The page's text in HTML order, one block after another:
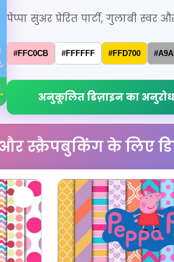
पेप्पा सुअर प्रेरित पार्टी, गुलाबी
#FFC0CB #FFFFFF #FFD700
अनुकूलित डिज़ाइन का
और स्क्रैपबुकिंग के लिए